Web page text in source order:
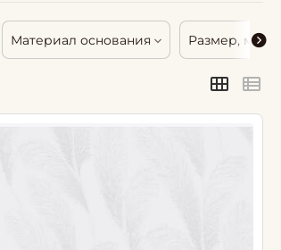
Материал основания Размер, м